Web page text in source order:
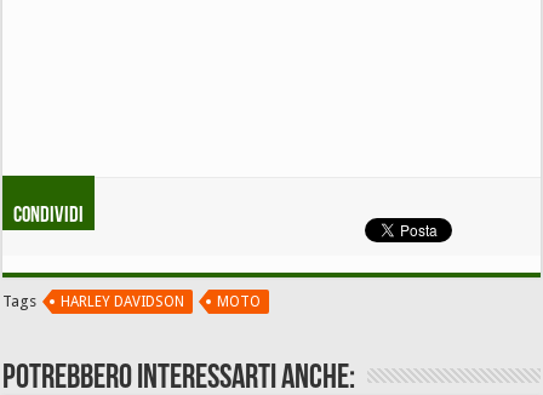
Condividi
Tags HARLEY DAVIDSON MOTO
Potrebbero interessarti anche: